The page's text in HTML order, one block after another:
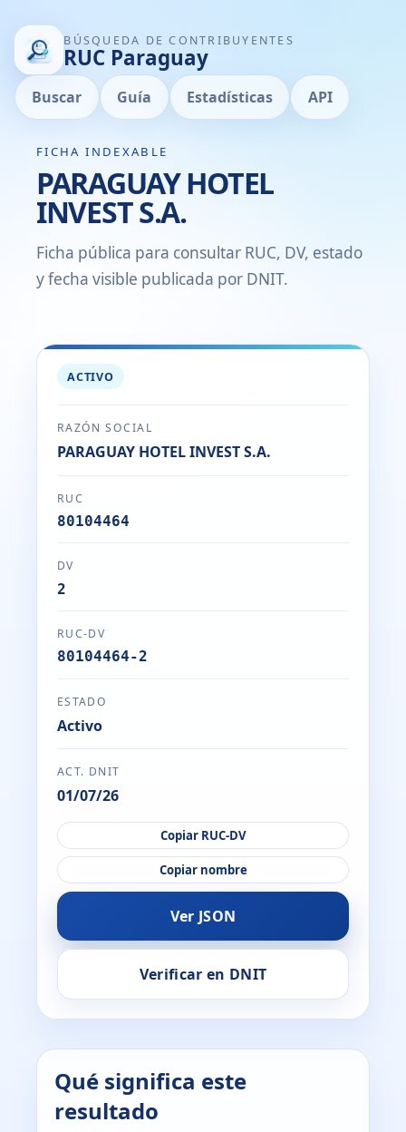
BÚSQUEDA DE CONTRIBUYENTES
RUC Paraguay
Buscar Guía Estadísticas API
FICHA INDEXABLE
PARAGUAY HOTEL
INVEST S.A.
Ficha pública para consultar RUC, DV, estado
y fecha visible publicada por DNIT.
ACTIVO
RAZÓN SOCIAL
PARAGUAY HOTEL INVEST S.A.
RUC
80104464
DV
2
RUC-DV
80104464-2
ESTADO
Activo
ACT. DNIT
01/07/26
Copiar RUC-DV
Copiar nombre
Ver JSON
Verificar en DNIT
Qué significa este
resultado